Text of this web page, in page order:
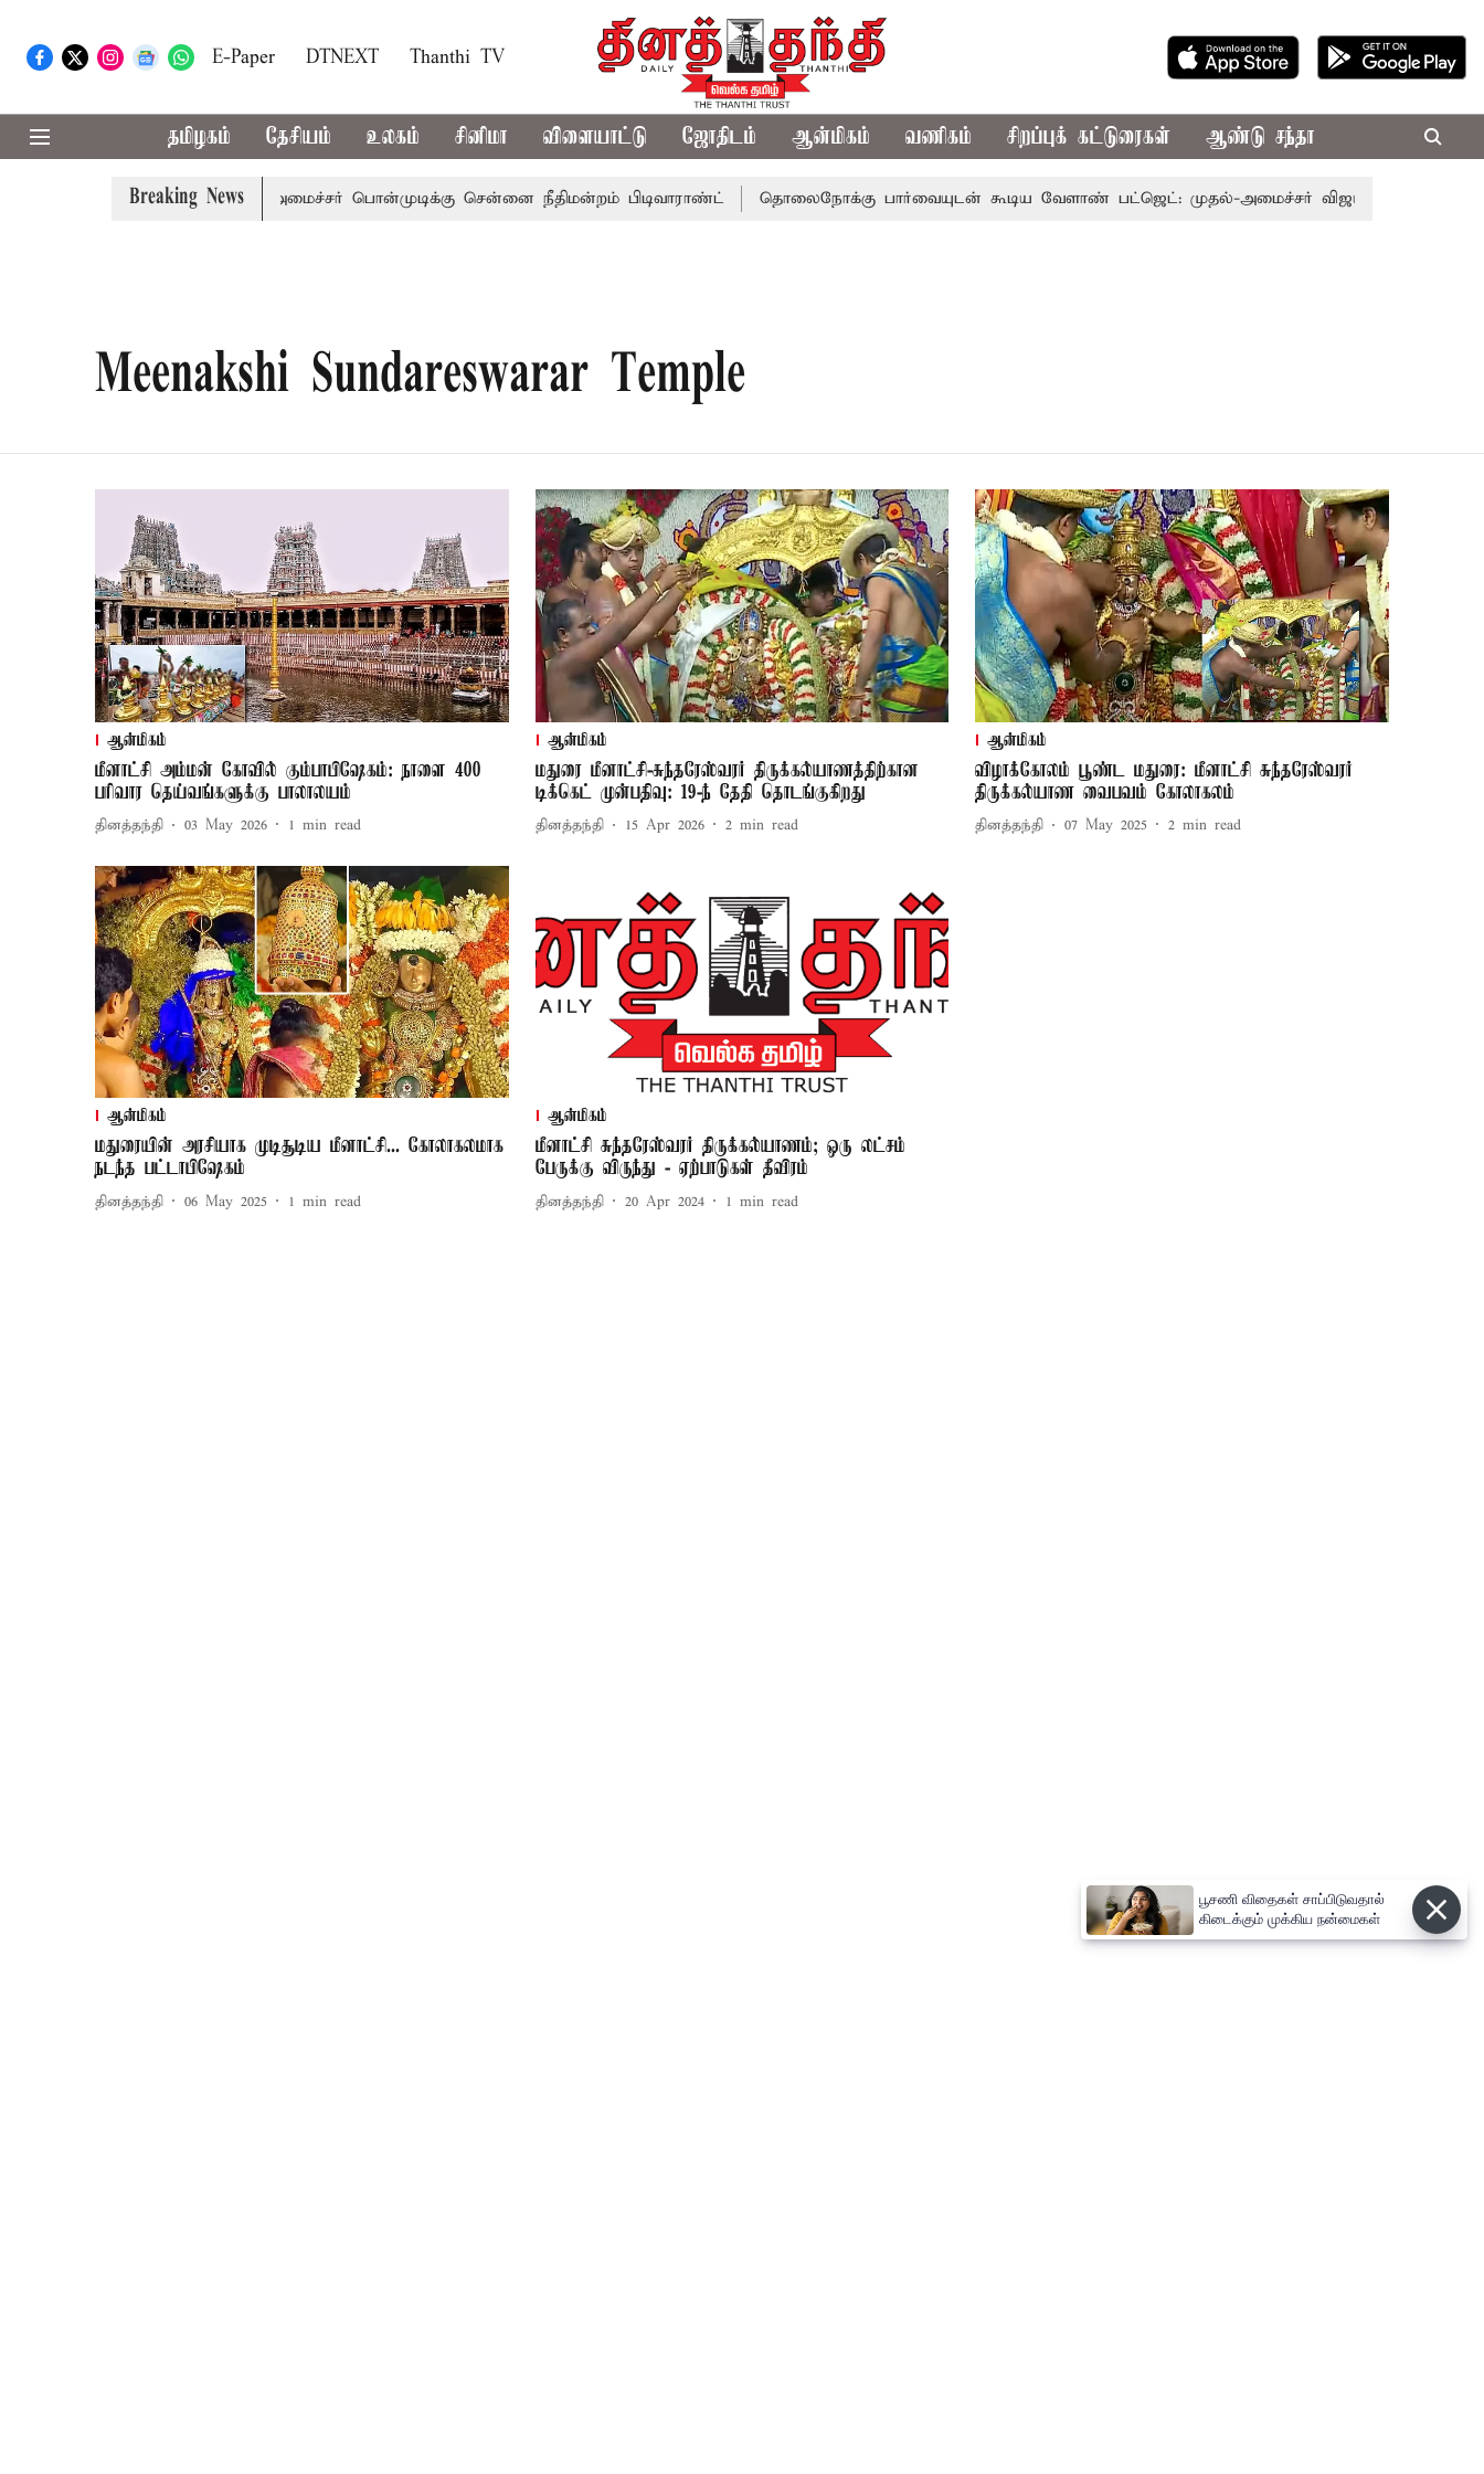
E-Paper DTNEXT Thanthi TV
தமிழகம் தேசியம் உலகம் சினிமா விளையாட்டு ஜோதிடம் ஆன்மிகம் வணிகம் சிறப்புக் கட்டுரைகள் ஆண்டு சந்தா
Breaking News
முன்னாள் அமைச்சர் பொன்முடிக்கு சென்னை நீதிமன்றம் பிடிவாராண்ட் தொலைநோக்கு பார்வையுடன் கூடிய வேளாண் பட்ஜெட்: முதல்-அமைச்சர் விஜய்
Meenakshi Sundareswarar Temple
ஆன்மிகம்
மீனாட்சி அம்மன் கோவில் கும்பாபிஷேகம்: நாளை 400
பரிவார தெய்வங்களுக்கு பாலாலயம்
தினத்தந்தி 03 May 2026 1 min read
ஆன்மிகம்
மதுரை மீனாட்சி-சுந்தரேஸ்வரர் திருக்கல்யாணத்திற்கான
டிக்கெட் முன்பதிவு: 19-ந் தேதி தொடங்குகிறது
தினத்தந்தி 15 Apr 2026 2 min read
ஆன்மிகம்
விழாக்கோலம் பூண்ட மதுரை: மீனாட்சி சுந்தரேஸ்வரர்
திருக்கல்யாண வைபவம் கோலாகலம்
தினத்தந்தி 07 May 2025 2 min read
ஆன்மிகம்
மதுரையின் அரசியாக முடிசூடிய மீனாட்சி... கோலாகலமாக
நடந்த பட்டாபிஷேகம்
தினத்தந்தி 06 May 2025 1 min read
ஆன்மிகம்
மீனாட்சி சுந்தரேஸ்வரர் திருக்கல்யாணம்; ஒரு லட்சம்
பேருக்கு விருந்து - ஏற்பாடுகள் தீவிரம்
தினத்தந்தி 20 Apr 2024 1 min read
பூசணி விதைகள் சாப்பிடுவதால்
கிடைக்கும் முக்கிய நன்மைகள்